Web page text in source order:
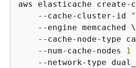
aws elasticache create-
    --cache-cluster-id
    --engine memcached \
--cache-node-type
    --num-cache-nodes
1
--network-type